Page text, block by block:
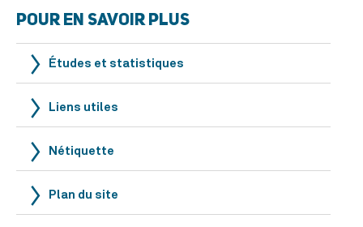
POUR EN SAVOIR PLUS
Études et statistiques
Liens utiles
Nétiquette
Plan du site